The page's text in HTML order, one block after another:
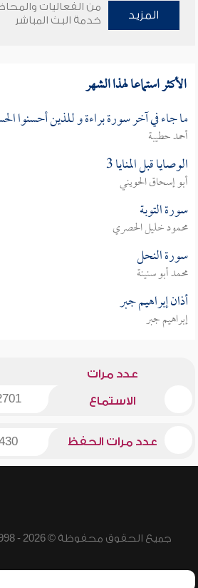
المزيد
من الفعاليات
خدمة البث المباشر
الأكثر استماعا لهذا الشهر
ما جاء في آخر سورة براءة و للذين أحسنوا
أحمد حطيبة
الوصايا قبل المنايا 3
أبو إسحاق الحويني
سورة التوبة
محمود خليل الحصري
سورة النحل
محمد أبو سنينة
أذان إبراهيم جبر
إبراهيم جبر
عدد مرات
الاستماع
عدد مرات الحفظ
جميع الحقوق محفوظة © 2026 - 1998 لشبكة إسلام ويب